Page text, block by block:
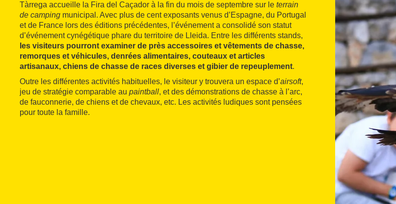
Tàrrega accueille la Fira del Caçador à la fin du mois de septembre sur le terrain
de camping municipal. Avec plus de cent exposants venus d’Espagne, du Portugal
et de France lors des éditions précédentes, l’événement a consolidé son statut
d’événement cynégétique phare du territoire de Lleida. Entre les différents stands,
les visiteurs pourront examiner de près accessoires et vêtements de chasse,
remorques et véhicules, denrées alimentaires, couteaux et articles
artisanaux, chiens de chasse de races diverses et gibier de repeuplement.
Outre les différentes activités habituelles, le visiteur y trouvera un espace d’airsoft,
jeu de stratégie comparable au paintball, et des démonstrations de chasse à l’arc,
de fauconnerie, de chiens et de chevaux, etc. Les activités ludiques sont pensées
pour toute la famille.